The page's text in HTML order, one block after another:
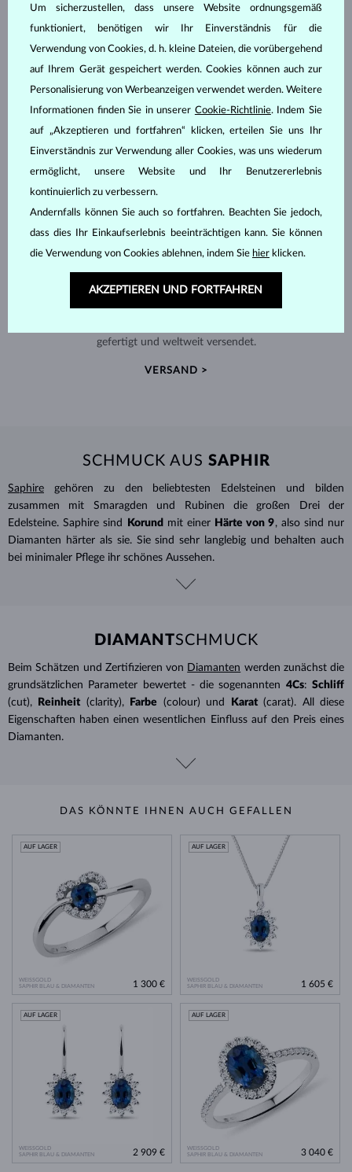
HANDGEFERTIGT IN PRAG
gefertigt und weltweit versendet.
VERSAND >
SCHMUCK AUS SAPHIR
Saphire gehören zu den beliebtesten Edelsteinen und bilden
zusammen mit Smaragden und Rubinen die großen Drei der
Edelsteine. Saphire sind
Korund mit einer Härte von 9, also sind nur
Diamanten härter als sie. Sie sind sehr langlebig und behalten auch
bei minimaler Pflege ihr schönes Aussehen.
DIAMANTSCHMUCK
Beim Schätzen und Zertifizieren von Diamanten werden zunächst die
grundsätzlichen Parameter bewertet - die sogenannten 4Cs: Schliff
(cut),
Reinheit (clarity), Farbe (colour) und Karat (carat). All diese
Eigenschaften haben einen wesentlichen Einfluss auf den Preis eines
Diamanten.
DAS KÖNNTE IHNEN AUCH GEFALLEN
WEISSGOLD
SAPHIR BLAU & DIAMANTEN
AUF LAGER
1 300 €
WEISSGOLD
SAPHIR BLAU & DIAMANTEN
AUF LAGER
1 605 €
WEISSGOLD
SAPHIR BLAU & DIAMANTEN
AUF LAGER
2 909 €
WEISSGOLD
SAPHIR BLAU & DIAMANTEN
AUF LAGER
3 040 €
Um sicherzustellen, dass unsere Website ordnungsgemäß
funktioniert, benötigen wir Ihr Einverständnis für die
Verwendung von Cookies, d. h. kleine Dateien, die vorübergehend
auf Ihrem Gerät gespeichert werden. Cookies können auch zur
Personalisierung von Werbeanzeigen verwendet werden. Weitere
Informationen finden Sie in unserer Cookie-Richtlinie. Indem Sie
auf „Akzeptieren und fortfahren“ klicken, erteilen Sie uns Ihr
Einverständnis zur Verwendung aller Cookies, was uns wiederum
ermöglicht, unsere Website und Ihr Benutzererlebnis
kontinuierlich zu verbessern.
Andernfalls können Sie auch so fortfahren. Beachten Sie jedoch,
dass dies Ihr Einkaufserlebnis beeinträchtigen kann. Sie können
die Verwendung von Cookies ablehnen, indem Sie hier klicken.
AKZEPTIEREN UND FORTFAHREN